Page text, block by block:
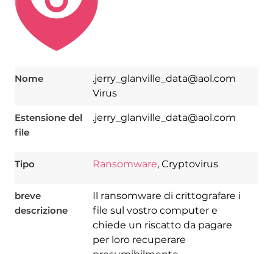
Nome
.jerry_glanville_data@aol.com
Virus
Estensione del
file
.jerry_glanville_data@aol.com
Tipo Ransomware, Cryptovirus
breve
descrizione
Il ransomware di crittografare i
file sul vostro computer e
chiede un riscatto da pagare
per loro recuperare